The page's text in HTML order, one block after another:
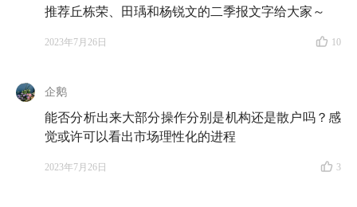
推荐丘栋荣、田瑀和杨锐文的二季报文字给大家～
2023年7月26日 10
企鹅
能否分析出来大部分操作分别是机构还是散户吗？感
觉或许可以看出市场理性化的进程
2023年7月26日 3